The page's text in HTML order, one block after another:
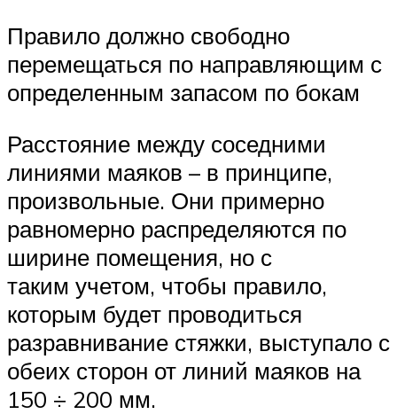
Правило должно свободно
перемещаться по направляющим с
определенным запасом по бокам
Расстояние между соседними
линиями маяков – в принципе,
произвольные. Они примерно
равномерно распределяются по
ширине помещения, но с
таким учетом, чтобы правило,
которым будет проводиться
разравнивание стяжки, выступало с
обеих сторон от линий маяков на
150 ÷ 200 мм.